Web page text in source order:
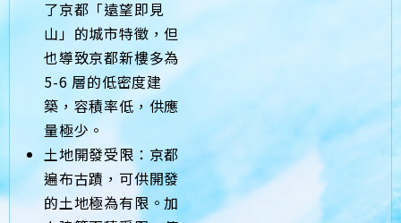
了京都「遠望即見
山」的城市特徵，但
也導致京都新樓多為
5-6 層的低密度建
築，容積率低，供應
量極少。
土地開發受限：京都
遍布古蹟，可供開發
的土地極為有限。加